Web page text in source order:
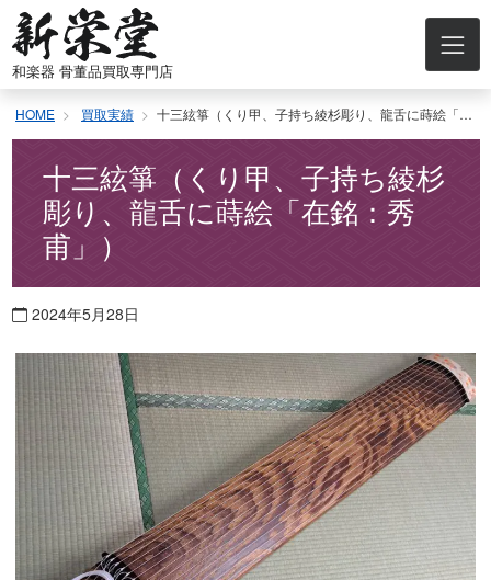
ン和楽器 骨董品買取専門店
HOME 買取実績 十三絃箏（くり甲、子持ち綾杉彫り、龍舌に蒔絵「在銘：秀甫」）
十三絃箏（くり甲、子持ち綾杉
彫り、龍舌に蒔絵「在銘：秀
甫」）
2024年5月28日